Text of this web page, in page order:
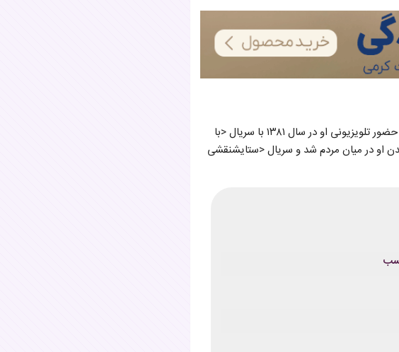
او با فیلم <آبیوارد سینما شد و سفر حرفه‌ای خود در عرصه بازیگری را آغاز کرد. نخستین حضور تلویزیونی او در سال ۱۳۸۱ با سریال <با
او در میان مردم شد و سریال <ستایشنقشی